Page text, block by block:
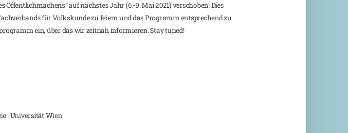
auf nächstes Jahr (6.-9. Mai 2021) verschoben. Dies
für Volkskunde zu feiern und das Programm entsprechend zu
ein, über das wir zeitnah informieren. Stay tuned!
| Universität Wien